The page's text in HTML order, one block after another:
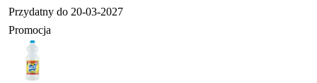
Przydatny do 20-03-2027
Promocja